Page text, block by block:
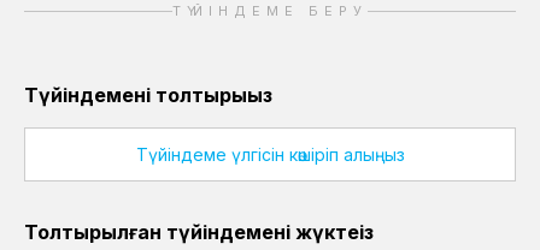
ТҮЙІНДЕМЕ БЕРУ
Түйіндемені толтырыңыз
Түйіндеме үлгісін көшіріп алыңыз
Толтырылған түйіндемені жүктеңіз